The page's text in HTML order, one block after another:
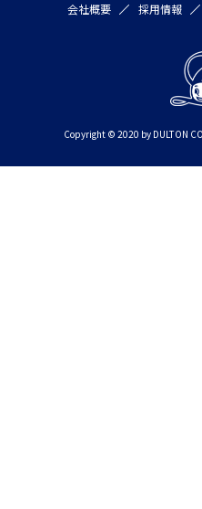
会社概要
採用情報
Copyright © 2020 by DULTON